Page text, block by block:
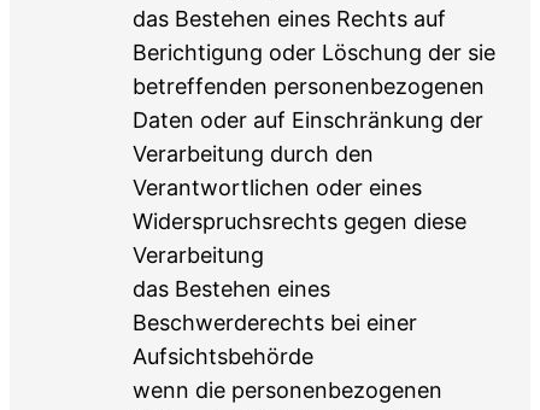
das Bestehen eines Rechts auf
Berichtigung oder Löschung der sie
betreffenden personenbezogenen
Daten oder auf Einschränkung der
Verarbeitung durch den
Verantwortlichen oder eines
Widerspruchsrechts gegen diese
Verarbeitung
das Bestehen eines
Beschwerderechts bei einer
Aufsichtsbehörde
wenn die personenbezogenen